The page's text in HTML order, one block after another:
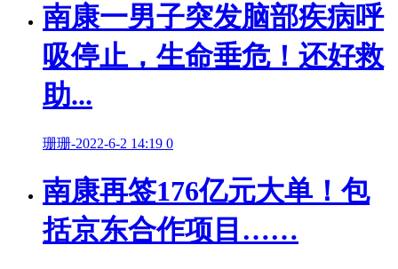
南康一男子突发脑部疾病呼
吸停止，生命垂危！还好救
助...
珊珊-2022-6-2 14:19 0
南康再签176亿元大单！包
括京东合作项目……